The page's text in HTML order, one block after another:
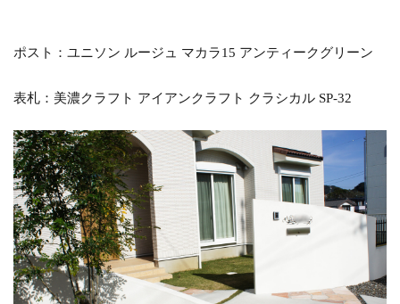
ポスト：ユニソン ルージュ マカラ15 アンティークグリーン
表札：美濃クラフト アイアンクラフト クラシカル SP-32
LIXIL エススライド
LIXIL ガーデンルームGF
LIXIL グレイスランド
LIXIL コートラインⅡ
LIXIL ココマ
LIXIL サイモン
LIXIL サニージュ
LIXIL サニーブリーズフェンス
LIXIL ジーマ
LIXIL スタイルコート
LIXIL ステンレスサイン
LIXIL スマート宅配ポスト
LIXIL デザイナーズパーツ 枕木材
LIXIL ネクストポスト
LIXIL ネスカ